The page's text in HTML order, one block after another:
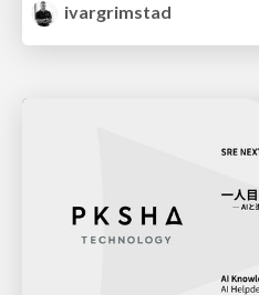
ivargrimstad